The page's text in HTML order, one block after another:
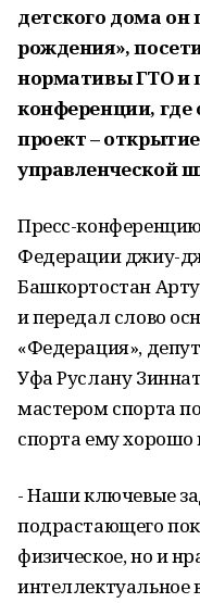
детского дома он
рождения»,
нормативы ГТО и
конференции, где
проект –
управленческой
Пресс-
Федерации джиу-
Башкортостан
и передал слово
«Федерация»,
Уфа Руслану
мастером спорта
спорта ему хорошо
- Наши ключевые
подрастающего
физическое, но и
интеллектуальное